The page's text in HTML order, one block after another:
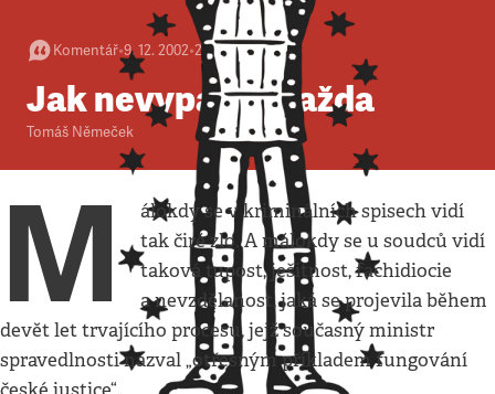
Komentář•9. 12. 2002•2 minuty
Jak nevypadá vražda
Tomáš Němeček
M
álokdy se v kriminálních spisech vidí
tak čiré zlo. A málokdy se u soudců vidí
taková tupost, ješitnost, fachidiocie
a nevzdělanost, jaká se projevila během
devět let trvajícího procesu, jejž současný ministr
spravedlnosti nazval „otřesným příkladem fungování